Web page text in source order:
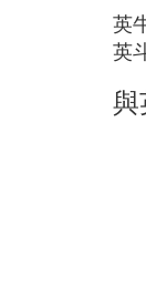
英
英